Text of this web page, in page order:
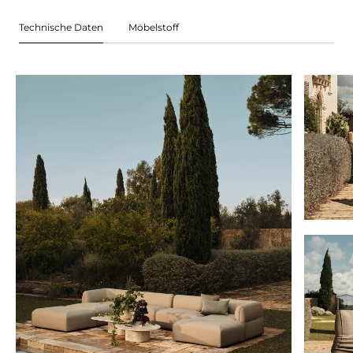
Technische Daten Möbelstoff